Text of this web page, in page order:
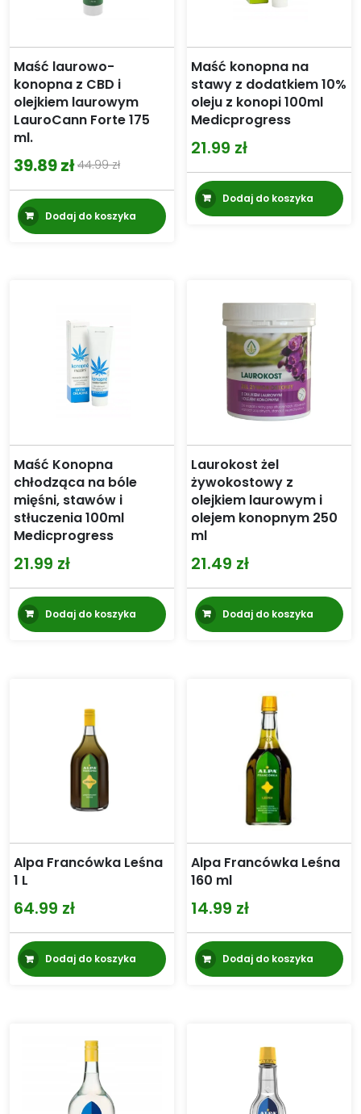
Maść laurowo-
konopna z CBD i
olejkiem laurowym
LauroCann Forte 175
ml.
44.99zł
Pierwotna
cena
wynosiła:
39.89zł
Aktualna
cena
wynosi:Dodaj do koszyka
Maść konopna na
stawy z dodatkiem 10%
oleju z konopi 100ml
Medicprogress
21.99 zł
Dodaj do koszyka
Maść Konopna
chłodząca na bóle
mięśni, stawów i
stłuczenia 100ml
Medicprogress
21.99 zł
Dodaj do koszyka
Laurokost żel
żywokostowy z
olejkiem laurowym i
olejem konopnym 250
ml
21.49 zł
Dodaj do koszyka
Alpa Francówka Leśna
1 L
64.99 zł
Dodaj do koszyka
Alpa Francówka Leśna
160 ml
14.99 zł
Dodaj do koszyka